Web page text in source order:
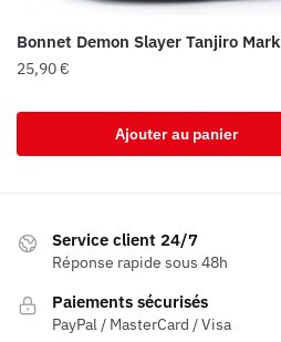
Bonnet Demon Slayer Tanjiro Mark
25,90€
Ajouter au panier
Service client 24/7
Réponse rapide sous 48h
Paiements sécurisés
PayPal / MasterCard / Visa